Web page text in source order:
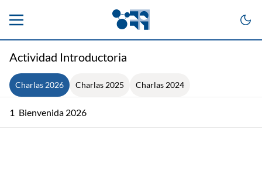
Actividad Introductoria
Charlas 2026 Charlas 2025 Charlas 2024
1 Bienvenida 2026